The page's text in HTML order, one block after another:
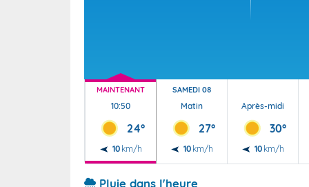
MAINTENANT
10:50
24°
10 km/h
SAMEDI 08
Matin
27°
10 km/h
Après-midi
30°
10 km/h
Pluie dans l'heure